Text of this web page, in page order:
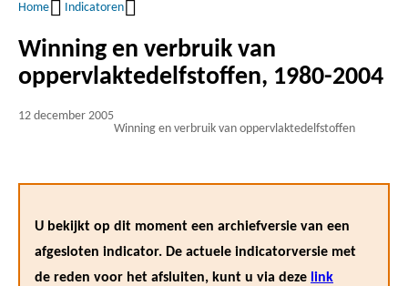
Kruimelpad
Home Indicatoren
Winning en verbruik van
oppervlaktedelfstoffen, 1980-2004
12 december 2005
Winning en verbruik van oppervlaktedelfstoffen
U bekijkt op dit moment een archiefversie van een
afgesloten indicator. De actuele indicatorversie met
de reden voor het afsluiten, kunt u via deze link